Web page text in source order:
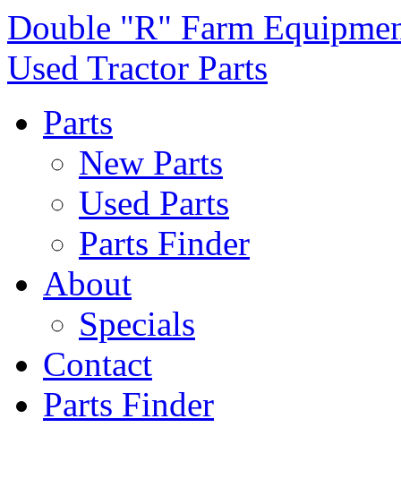
Double "R" Farm
Used Tractor Parts
Parts
New Parts
Used Parts
Parts Finder
About
Specials
Contact
Parts Finder